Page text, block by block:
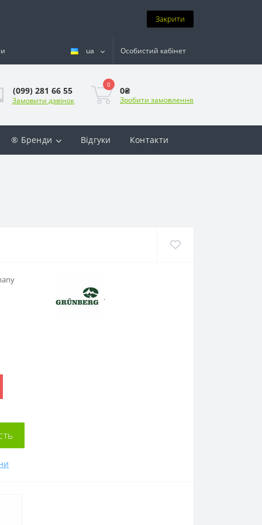
Закрити
ua Особистий кабінет
(099) 281 66 55
Замовити дзвінок
0
0₴
Зробити замовлення
® Бренди Відгуки Контакти
.